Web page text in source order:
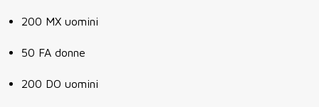
200 MX uomini
50 FA donne
200 DO uomini